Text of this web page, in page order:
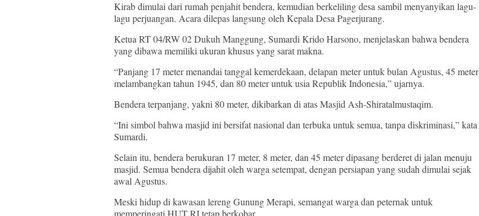
Kirab dimulai dari rumah penjahit bendera, kemudian berkeliling desa sambil menyanyikan lagu-
lagu perjuangan. Acara dilepas langsung oleh Kepala Desa Pagerjurang.
Ketua RT 04/RW 02 Dukuh Manggung, Sumardi Krido Harsono, menjelaskan bahwa bendera
yang dibawa memiliki ukuran khusus yang sarat makna.
“Panjang 17 meter menandai tanggal kemerdekaan, delapan meter untuk bulan Agustus, 45 meter
melambangkan tahun 1945, dan 80 meter untuk usia Republik Indonesia,” ujarnya.
Bendera terpanjang, yakni 80 meter, dikibarkan di atas Masjid Ash-Shiratalmustaqim.
“Ini simbol bahwa masjid ini bersifat nasional dan terbuka untuk semua, tanpa diskriminasi,” kata
Sumardi.
Selain itu, bendera berukuran 17 meter, 8 meter, dan 45 meter dipasang berderet di jalan menuju
masjid. Semua bendera dijahit oleh warga setempat, dengan persiapan yang sudah dimulai sejak
awal Agustus.
Meski hidup di kawasan lereng Gunung Merapi, semangat warga dan peternak untuk
memperingati HUT RI tetap berkobar.